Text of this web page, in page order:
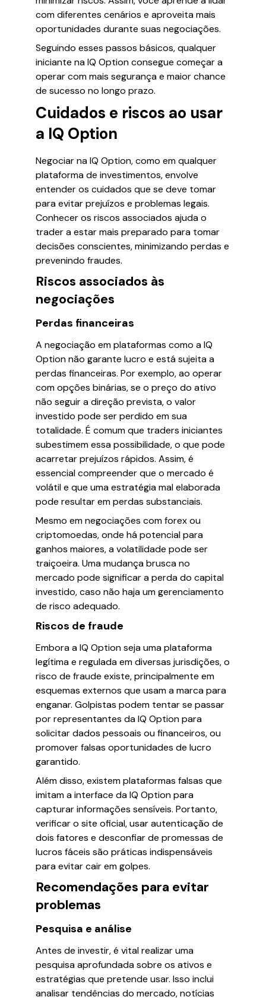
com diferentes cenários e aproveita mais
oportunidades durante suas negociações.
Seguindo esses passos básicos, qualquer
iniciante na IQ Option consegue começar a
operar com mais segurança e maior chance
de sucesso no longo prazo.
Cuidados e riscos ao usar
a IQ Option
Negociar na IQ Option, como em qualquer
plataforma de investimentos, envolve
entender os cuidados que se deve tomar
para evitar prejuízos e problemas legais.
Conhecer os riscos associados ajuda o
trader a estar mais preparado para tomar
decisões conscientes, minimizando perdas e
prevenindo fraudes.
Riscos associados às
negociações
Perdas financeiras
A negociação em plataformas como a IQ
Option não garante lucro e está sujeita a
perdas financeiras. Por exemplo, ao operar
com opções binárias, se o preço do ativo
não seguir a direção prevista, o valor
investido pode ser perdido em sua
totalidade. É comum que traders iniciantes
subestimem essa possibilidade, o que pode
acarretar prejuízos rápidos. Assim, é
essencial compreender que o mercado é
volátil e que uma estratégia mal elaborada
pode resultar em perdas substanciais.
Mesmo em negociações com forex ou
criptomoedas, onde há potencial para
ganhos maiores, a volatilidade pode ser
traiçoeira. Uma mudança brusca no
mercado pode significar a perda do capital
investido, caso não haja um gerenciamento
de risco adequado.
Riscos de fraude
Embora a IQ Option seja uma plataforma
legítima e regulada em diversas jurisdições, o
risco de fraude existe, principalmente em
esquemas externos que usam a marca para
enganar. Golpistas podem tentar se passar
por representantes da IQ Option para
solicitar dados pessoais ou financeiros, ou
promover falsas oportunidades de lucro
garantido.
Além disso, existem plataformas falsas que
imitam a interface da IQ Option para
capturar informações sensíveis. Portanto,
verificar o site oficial, usar autenticação de
dois fatores e desconfiar de promessas de
lucros fáceis são práticas indispensáveis
para evitar cair em golpes.
Recomendações para evitar
problemas
Pesquisa e análise
Antes de investir, é vital realizar uma
pesquisa aprofundada sobre os ativos e
estratégias que pretende usar. Isso inclui
analisar tendências do mercado, notícias